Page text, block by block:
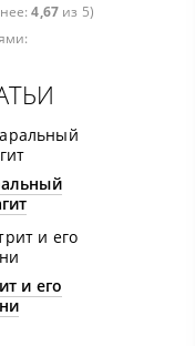
4,67 из 5)
и его